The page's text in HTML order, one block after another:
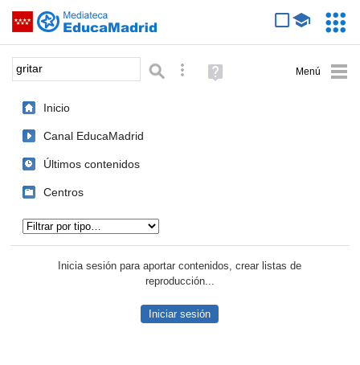
Saltar navegación
Palabra o frase: Búsqueda avanzada
Ayuda
(en
Inicio
Canal EducaMadrid
Últimos contenidos
Centros
Inicia sesión para aportar contenidos, crear listas de
reproducción...
Iniciar sesión